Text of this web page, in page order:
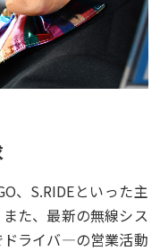
、S.RIDEといった主
た、最新の無線シス
ドライバ―の営業活動